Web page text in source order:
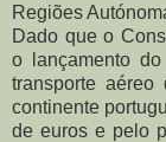
Regiões
Dado que o
o lançamento
transporte
continente
de euros e pelo